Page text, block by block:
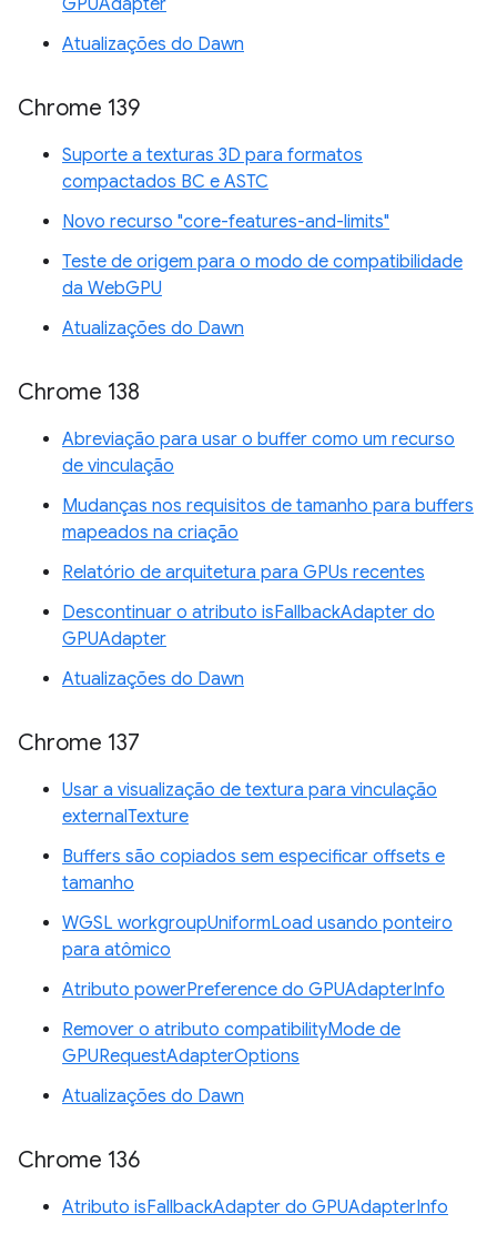
GPUAdapter
Atualizações do Dawn
Chrome 139
Suporte a texturas 3D para formatos
compactados BC e ASTC
Novo recurso "core-features-and-limits"
Teste de origem para o modo de compatibilidade
da WebGPU
Atualizações do Dawn
Chrome 138
Abreviação para usar o buffer como um recurso
de vinculação
Mudanças nos requisitos de tamanho para buffers
mapeados na criação
Relatório de arquitetura para GPUs recentes
Descontinuar o atributo isFallbackAdapter do
GPUAdapter
Atualizações do Dawn
Chrome 137
Usar a visualização de textura para vinculação
externalTexture
Buffers são copiados sem especificar offsets e
tamanho
WGSL workgroupUniformLoad usando ponteiro
para atômico
Atributo powerPreference do GPUAdapterInfo
Remover o atributo compatibilityMode de
GPURequestAdapterOptions
Atualizações do Dawn
Chrome 136
Atributo isFallbackAdapter do GPUAdapterInfo